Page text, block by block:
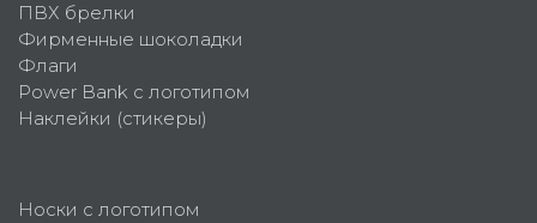
ПВХ брелки
Фирменные шоколадки
Флаги
Power Bank с логотипом
Наклейки (стикеры)
Носки с логотипом